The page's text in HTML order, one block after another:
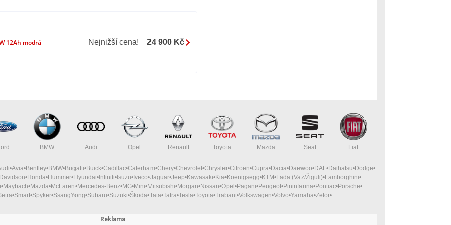
dle zákona 168/2013 číslo MD-17271/2023-150/2 a
a sjednaného povinného ručení, stroj díky pedálům nemusí na
12Ah modrá Nejnižší cena! 24 900 Kč
BMW Audi Opel Renault Toyota Mazda Seat Fiat
Avia Bentley BMW Bugatti Buick Cadillac Caterham Chery Chevrolet Chrysler Citroën Cupra Dacia Daewoo DAF Daihatsu Dodge
Honda Hummer Hyundai Infiniti Isuzu Iveco Jaguar Jeep Kawasaki Kia Koenigsegg KTM Lada (Vaz/Žiguli) Lamborghini
Maybach Mazda McLaren Mercedes-Benz MG Mini Mitsubishi Morgan Nissan Opel Pagani Peugeot Pininfarina Pontiac Porsche
Smart Spyker SsangYong Subaru Suzuki Škoda Tata Tatra Tesla Toyota Trabant Volkswagen Volvo Yamaha Zetor